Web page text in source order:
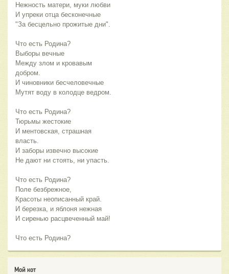
Нежность матери, муки любви
И упреки отца бесконечные
"За бесцельно прожитые дни".
Что есть Родина?
Выборы вечные
Между злом и кровавым
добром.
И чиновники бесчеловечные
Мутят воду в колодце ведром.
Что есть Родина?
Тюрьмы жестокие
И ментовская, страшная
власть.
И заборы извечно высокие
Не дают ни стоять, ни упасть.
Что есть Родина?
Поле безбрежное,
Красоты неописанный край.
И березка, и яблоня нежная
И сиренью расцвеченный май!
Что есть Родина?
Мой кот